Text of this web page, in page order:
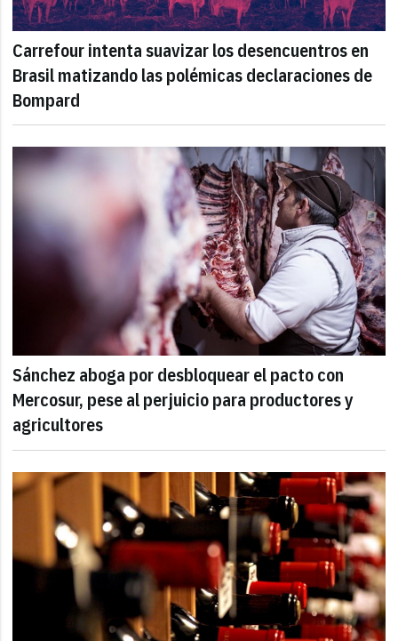
Carrefour intenta suavizar los desencuentros en
Brasil matizando las polémicas declaraciones de
Bompard
Sánchez aboga por desbloquear el pacto con
Mercosur, pese al perjuicio para productores y
agricultores